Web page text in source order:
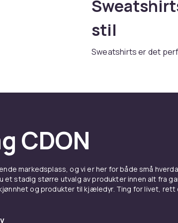
stil
Sweatshirts er det
Materiale
Bomullsfleece med
CDON
markedsplass, og vi er her for både små
et stadig større utvalg av produkter innen alt fra
og produkter til kjæledyr. Ting for livet, rett